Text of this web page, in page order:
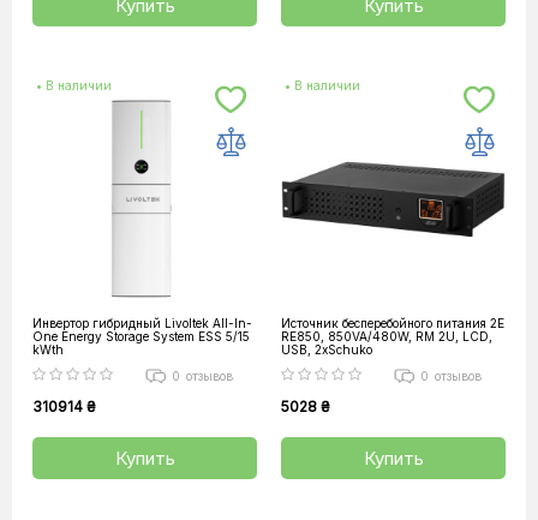
Купить Купить
• В наличии
Инвертор гибридный Livoltek All-In-
One Energy Storage System ESS 5/15
kWth
0 отзывов
310914 ₴
Купить
• В наличии
Источник бесперебойного питания 2E
RE850, 850VA/480W, RM 2U, LCD,
USB, 2xSchuko
0 отзывов
5028 ₴
Купить